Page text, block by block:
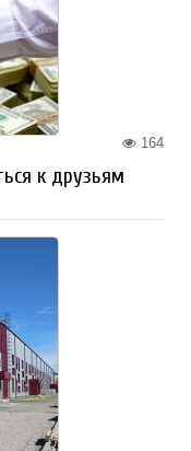
164
к друзьям